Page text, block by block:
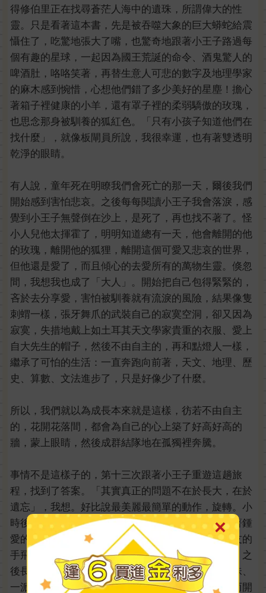
得修伯里正在找尋蒼茫人海中的遺珠，所謂偉大的性
靈。只是看著這本書，先是被吞噬大象的巨大蟒蛇給震
懾住了，吃驚地張大了嘴，也驚奇地跟著小王子路過每
個有趣的星球，一起因為國王荒誕的命令、酒鬼驚人的
啤酒肚，咯咯笑著，再替生意人可悲的數字及地理學家
的麻木感到惋惜，心想他們錯了多少美好的星塵！擔心
著箱子裡健康的小羊，還有罩子裡的柔弱驕傲的玫瑰，
也思念那身被馴養的狐紅色。「只有小孩子知道他們在
找什麼」，就像板閘員所說，我很幸運，也有著雙透明
乾淨的眼睛。
有人說，童年死在明瞭我們會死亡的那一天，爾後我們
開始感到害怕悲哀。之後每每閱讀小王子我會落淚，感
覺到小王子無聲倒在沙上，是死了，再也找不著了。怪
小人兒他太揮霍了，明明知道總有一天，他會離開的他
的玫瑰，離開他的狐狸，離開這個可愛又悲哀的世界，
但他還是愛了，而且傾心的去愛所有的萬物生靈。倏忽
間，我想我也成了「大人」。開始把自己包得緊緊的，
吝於去分享愛，害怕被馴養就有流淚的風險，結果像隻
刺蝟一樣，張牙舞爪的武裝自己的寂寞空洞，卻又因為
寂寞，失措地戴上如土耳其天文學家貴重的衣服、愛上
自大先生的帽子，然後不由自主的，再和點燈人一樣，
繼承了可怕的生活：一直奔跑向前著，天文、地理、歷
史、算數、文法進步了，只是好像少了什麼。
所以，我們就以為成長本來就是這樣，彷若不由自主
的，花開花落間，都會為自己的心上築了好高好高的
牆，蒙上眼睛，然後成群結隊地在孤獨裡奔騰。
事情不是這樣子的，第十三次跟著小王子重遊這趟旅
程，找到了答案。「其實真正的問題不在於長大，在於
遺忘」，我想。好比說最美麗最簡單的動作，旋轉。小
時後，開心的時候我們會旋轉，自己慢慢地轉，抱著鍾
愛的娃娃哼一首不成調的曲子邊轉，又或是拉著朋友的
手飛快地轉，一邊大叫大笑，轉出世界上最美的舞。之
後長大就漸漸遺忘當初的那些溫暖：一顆晶瑩的彈珠、
一派日光、一抹微笑，忘了怎麼開心到手舞足蹈，而開